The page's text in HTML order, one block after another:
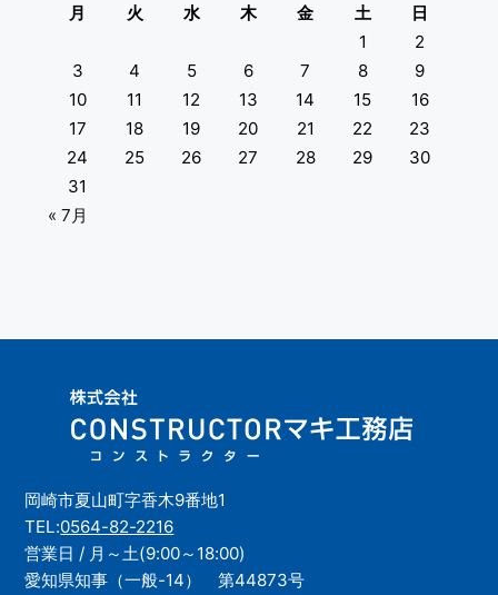
月
火 水 木 金 土
日
1
2
3
4 5 6 7 8
9
10
11 12 13 14 15
16
17
18 19 20 21 22
23
24
25 26 27 28 29
30
31
« 7月
岡崎市夏山町字香木9番地1
TEL:0564-82-2216
営業日 / 月～土(9:00～18:00)
愛知県知事（一般-14） 第44873号